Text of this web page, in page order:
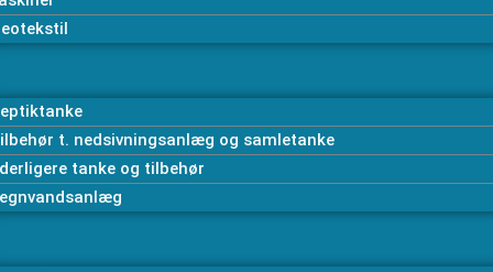
t. nedsivningsanlæg og samletanke
tanke og tilbehør